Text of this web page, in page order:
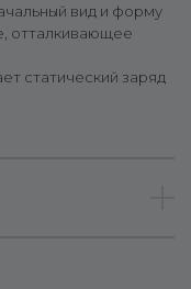
вид и форму
отталкивающее
статический заряд